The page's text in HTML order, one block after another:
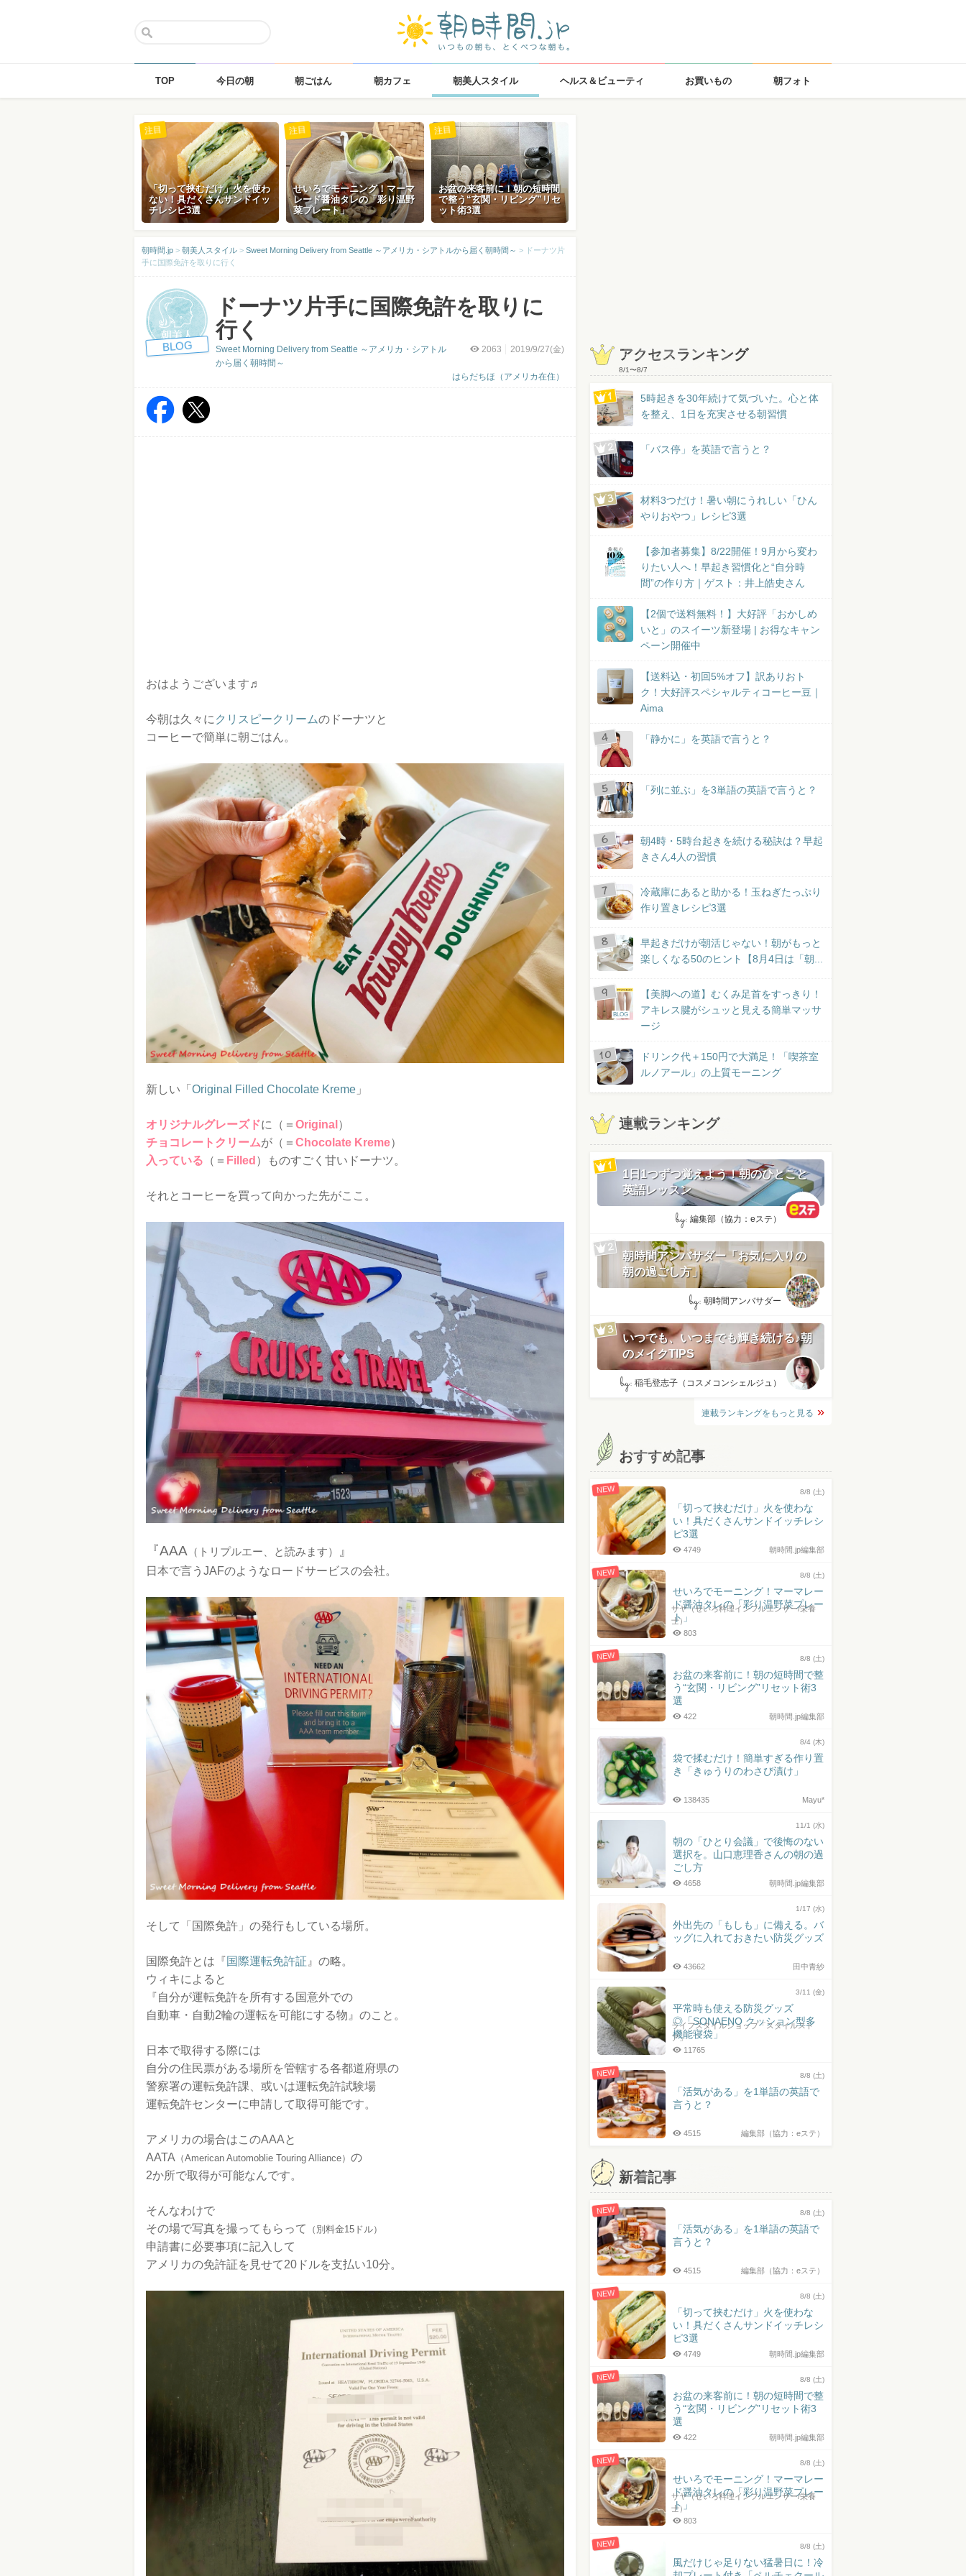
TOP 今日の朝 朝ごはん 朝カフェ 朝美人スタイル ヘルス＆ビューティ お買いもの 朝フォト
「切って挟むだけ」火を使わ
ない！具だくさんサンドイッ
チレシピ3選
注目
せいろでモーニング！マーマ
レード醤油タレの「彩り温野
菜プレート」
注目
お盆の来客前に！朝の短時間
で整う“玄関・リビング”リセ
ット術3選
注目
朝時間.jp > 朝美人スタイル > Sweet Morning Delivery from Seattle ～アメリカ・シアトルから届く朝時間～ > ドーナツ片
手に国際免許を取りに行く
BLOG
ドーナツ片手に国際免許を取りに
行く
2063 2019/9/27(金)
はらだちほ（アメリカ在住）
Sweet Morning Delivery from Seattle ～アメリカ・シアトル
から届く朝時間～
おはようございます♬
今朝は久々に クリスピークリームのドーナツと
コーヒーで簡単に朝ごはん。
新しい「 Original Filled Chocolate Kreme 」
オリジナルグレーズドに（＝ Original ）
チョコレートクリームが（＝ Chocolate Kreme）
入っている （＝ Filled ）ものすごく甘いドーナツ。
それとコーヒーを買って向かった先がここ。
『AAA （トリプルエー、と読みます） 』
日本で言うJAFのようなロードサービスの会社。
そして「国際免許」の発行もしている場所。
国際免許とは『国際運転免許証 』の略。
ウィキによると
『自分が運転免許を所有する国意外での
自動車・自動2輪の運転を可能にする物』のこと。
日本で取得する際には
自分の住民票がある場所を管轄する各都道府県の
警察署の運転免許課、或いは運転免許試験場
運転免許センターに申請して取得可能です。
アメリカの場合はこのAAAと
AATA （American Automoblie Touring Alliance） の
2か所で取得が可能なんです。
そんなわけで
その場で写真を撮ってもらって
（別料金15ドル）
申請書に必要事項に記入して
アメリカの免許証を見せて20ドルを支払い10分。
アクセスランキング
8/1〜8/7
5時起きを30年続けて気づいた。心と体
を整え、1日を充実させる朝習慣
「バス停」を英語で言うと？
材料3つだけ！暑い朝にうれしい「ひん
やりおやつ」レシピ3選
【参加者募集】8/22開催！9月から変わ
りたい人へ！早起き習慣化と“自分時
間”の作り方｜ゲスト：井上皓史さん
【2個で送料無料！】大好評「おかしめ
いと」のスイーツ新登場 | お得なキャン
ペーン開催中
【送料込・初回5%オフ】訳ありおト
ク！大好評スペシャルティコーヒー豆｜
Aima
「静かに」を英語で言うと？
「列に並ぶ」を3単語の英語で言うと？
朝4時・5時台起きを続ける秘訣は？早起
きさん4人の習慣
冷蔵庫にあると助かる！玉ねぎたっぷり
作り置きレシピ3選
早起きだけが朝活じゃない！朝がもっと
楽しくなる50のヒント【8月4日は「朝...
BLOG
【美脚への道】むくみ足首をすっきり！
アキレス腱がシュッと見える簡単マッサ
ージ
ドリンク代＋150円で大満足！「喫茶室
ルノアール」の上質モーニング
連載ランキング
1日1つずつ覚えよう！朝のひとこと
英語レッスン
by: 編集部（協力：eステ）
朝時間アンバサダー「お気に入りの
朝の過ごし方」
by: 朝時間アンバサダー
いつでも、いつまでも輝き続ける♪朝
のメイクTIPS
by: 稲毛登志子（コスメコンシェルジュ）
連載ランキングをもっと見る
おすすめ記事
NEW 8/8 (土)
「切って挟むだけ」火を使わな
い！具だくさんサンドイッチレシ
ピ3選
朝時間.jp編集部
4749
NEW 8/8 (土)
せいろでモーニング！マーマレー
ド醤油タレの「彩り温野菜プレー
ト」
サヤ（せいろ料理インフルエンサー/栄養
士）
803
NEW 8/8 (土)
お盆の来客前に！朝の短時間で整
う“玄関・リビング”リセット術3
選
朝時間.jp編集部
422
8/4 (木)
袋で揉むだけ！簡単すぎる作り置
き「きゅうりのわさび漬け」
Mayu*
138435
11/1 (水)
朝の「ひとり会議」で後悔のない
選択を。山口恵理香さんの朝の過
ごし方
朝時間.jp編集部
4658
1/17 (水)
外出先の「もしも」に備える。バ
ッグに入れておきたい防災グッズ
田中青紗
43662
3/11 (金)
平常時も使える防災グッズ
◎「SONAENO クッション型多
機能寝袋」
ライフスタイルショップ「スタイルスト
ア」
11765
NEW 8/8 (土)
「活気がある」を1単語の英語で
言うと？
編集部（協力：eステ）
4515
新着記事
NEW 8/8 (土)
「活気がある」を1単語の英語で
言うと？
編集部（協力：eステ）
4515
NEW 8/8 (土)
「切って挟むだけ」火を使わな
い！具だくさんサンドイッチレシ
ピ3選
朝時間.jp編集部
4749
NEW 8/8 (土)
お盆の来客前に！朝の短時間で整
う“玄関・リビング”リセット術3
選
朝時間.jp編集部
422
NEW 8/8 (土)
せいろでモーニング！マーマレー
ド醤油タレの「彩り温野菜プレー
ト」
サヤ（せいろ料理インフルエンサー/栄養
士）
803
NEW 8/8 (土)
風だけじゃ足りない猛暑日に！冷